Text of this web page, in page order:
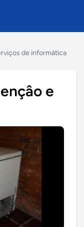
de informática
e